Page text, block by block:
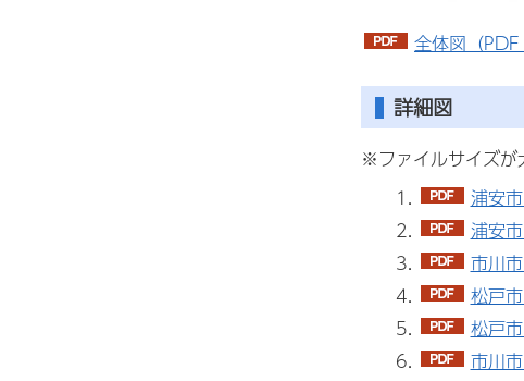
全体図（
詳細図
※ファイルサイズが
浦安
浦安
市川
松戸
松戸
市川